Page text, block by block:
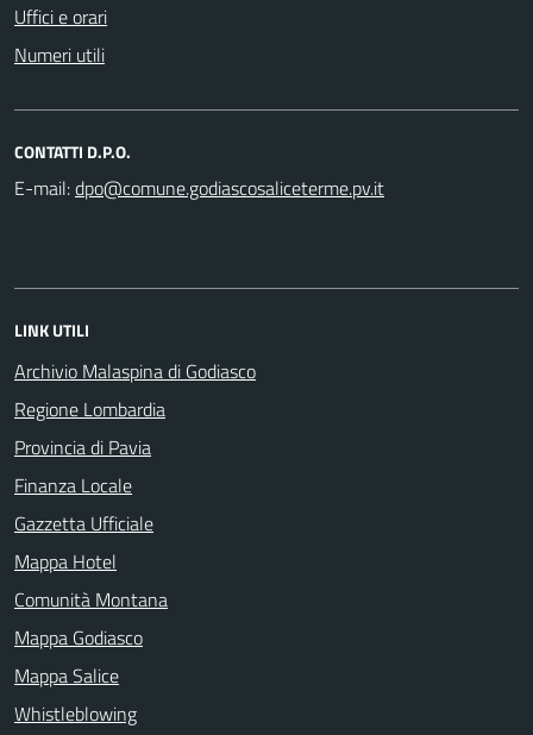
Uffici e orari
Numeri utili
CONTATTI D.P.O.
E-mail:
LINK UTILI
Archivio Malaspina di Godiasco
Regione Lombardia
Provincia di Pavia
Finanza Locale
Gazzetta Ufficiale
Mappa Hotel
Comunità Montana
Mappa Godiasco
Mappa Salice
Whistleblowing